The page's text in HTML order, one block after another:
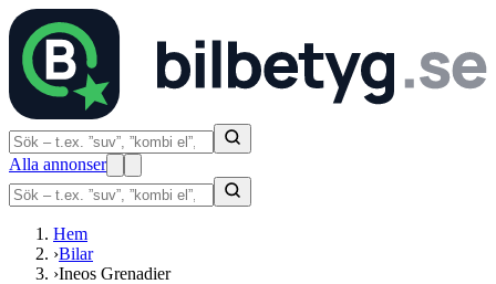
Alla annonser
Hem
›Bilar
›Ineos Grenadier